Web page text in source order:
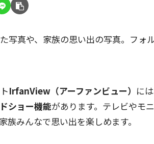
写真や、家族の思い出の写真。フォ
IrfanView（アーファンビュー） に
ショー機能があります。テレビやモ
族みんなで思い出を楽しめます。